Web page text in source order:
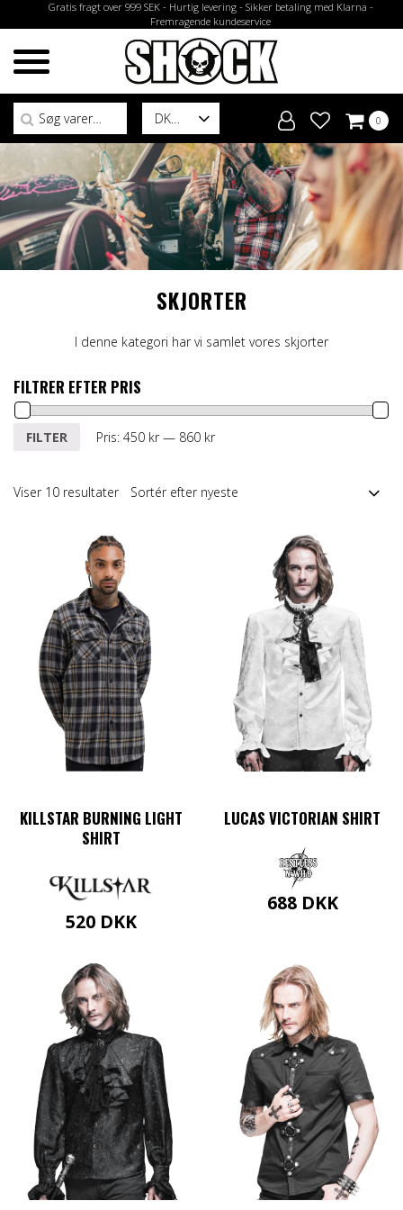
Gratis fragt over 999 SEK - Hurtig levering - Sikker betaling med Klarna -
Fremragende kundeservice
DK
Søg efter:
0
SKJORTER
I denne kategori har vi samlet vores skjorter
FILTRER EFTER PRIS
Mindste
Højeste
FILTER Pris: 450 kr— 860 kr
Viser 10 resultaterSorteret
KILLSTAR BURNING LIGHT
SHIRT
520 DKK
vare
har
flere
varianter.
Mulighederne
kan
vælges
på
varesiden
LUCAS VICTORIAN SHIRT
688 DKK
har
flere
varianter.
Mulighederne
kan
vælges
på
varesiden